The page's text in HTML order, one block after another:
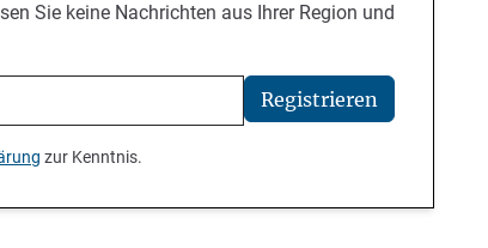
Sie keine Nachrichten aus Ihrer Region und
Registrieren
zur Kenntnis.